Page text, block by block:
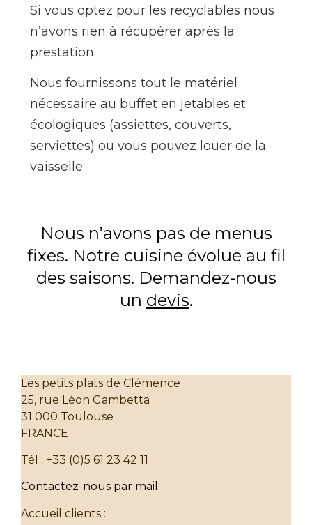
Si vous optez pour les recyclables nous
n’avons rien à récupérer après la
prestation.
Nous fournissons tout le matériel
nécessaire au buffet en jetables et
écologiques (assiettes, couverts,
serviettes) ou vous pouvez louer de la
vaisselle.
Nous n’avons pas de menus
fixes. Notre cuisine évolue au fil
des saisons. Demandez-nous
un devis.
Les petits plats de Clémence
25, rue Léon Gambetta
31 000 Toulouse
FRANCE
Tél : +33 (0)5 61 23 42 11
Contactez-nous par mail
Accueil clients :